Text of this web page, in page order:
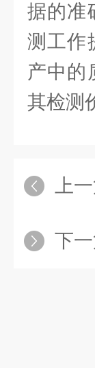
据的准
测工作
产中的
其检测
上
下一